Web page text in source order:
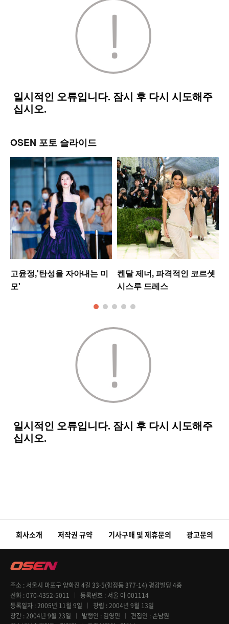
OSEN 포토 슬라이드
고윤정,'탄성을 자아내는 미
모'
켄달 제너, 파격적인 코르셋
시스루 드레스
회사소개 저작권 규약 기사구매 및 제휴문의 광고문의
주소
서울시 마포구 양화진 4길 33-5(합정동 377-14) 평강빌딩 4층
전화 070-4352-5011 등록번호
서울 아 001114
등록일자 2005년 11월 9일 창립 2004년 9월 13일
창간 2004년 9월 23일 발행인 김영민 편집인
손남원